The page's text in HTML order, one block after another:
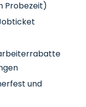
Probezeit)
und